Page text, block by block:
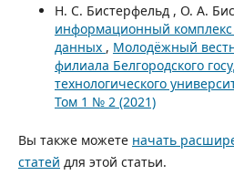
Н. С. Бистерфельд , О. А.
информационный
данных , Молодёжный
филиала Белгородского
технологического
Том 1 № 2 (2021)
Вы также можете начать
статей для этой статьи.